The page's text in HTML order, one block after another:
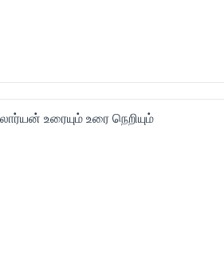
உரையும் உரை நெறியும்